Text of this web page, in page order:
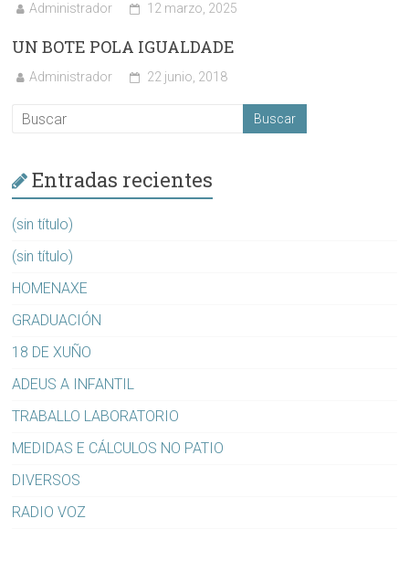
Administrador 12 marzo, 2025
UN BOTE POLA IGUALDADE
Administrador 22 junio, 2018
Entradas recientes
(sin título)
(sin título)
HOMENAXE
GRADUACIÓN
18 DE XUÑO
ADEUS A INFANTIL
TRABALLO LABORATORIO
MEDIDAS E CÁLCULOS NO PATIO
DIVERSOS
RADIO VOZ